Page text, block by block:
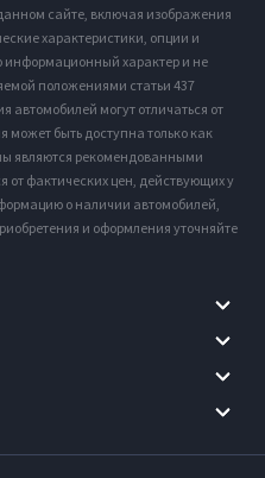
сайте, включая изображения
характеристики, опции и
информационный характер и не
положениями статьи 437
автомобилей могут отличаться от
может быть доступна только как
являются рекомендованными
от фактических цен, действующих у
о наличии автомобилей,
и оформления уточняйте